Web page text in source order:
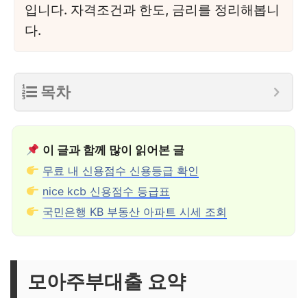
입니다. 자격조건과 한도, 금리를 정리해봅니
다.
목차
이 글과 함께 많이 읽어본 글
무료 내 신용점수 신용등급 확인
nice kcb 신용점수 등급표
국민은행 KB 부동산 아파트 시세 조회
모아주부대출 요약